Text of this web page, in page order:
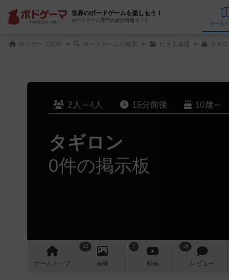
世界のボードゲームを楽しもう！
ボードゲーム専門の総合情報サイト
ボドゲーマTOP ボードゲームの検索 たぎる論理 タギ
2人～4人 15分前後 10歳～
タギロン
0件の掲示板
ゲーム トップ
12
画像
7
動画
38
レビュー